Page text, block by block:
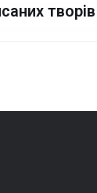
творів